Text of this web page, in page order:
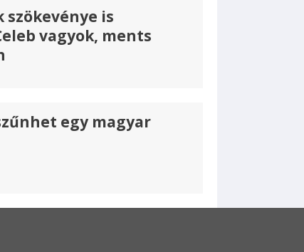
szökevénye is
vagyok, ments
egy magyar